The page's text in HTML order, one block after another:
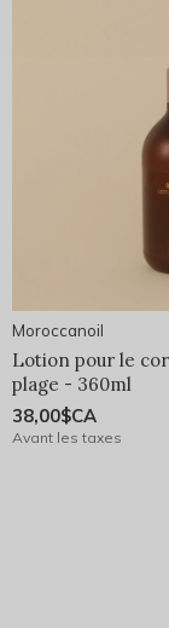
Moroccanoil
Lotion pour le
plage - 360ml
38,00$CA
Avant les taxes